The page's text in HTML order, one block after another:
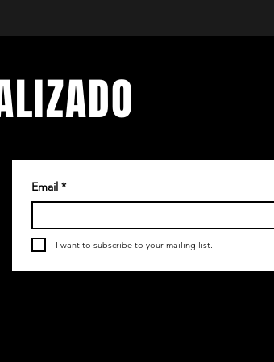
Email *
I want to subscribe to your mailing list.